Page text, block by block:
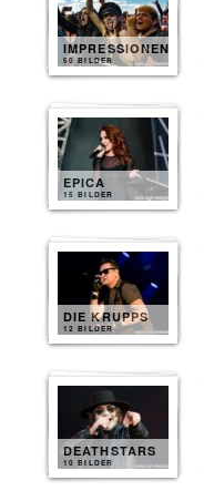
IMPRESSIONEN
50 BILDER
EPICA
15 BILDER
DIE KRUPPS
12 BILDER
DEATHSTARS
10 BILDER